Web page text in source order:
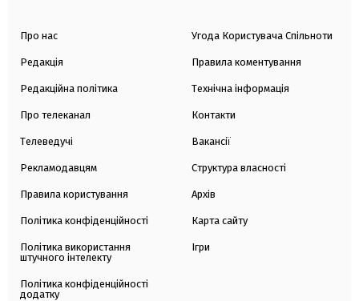
Про нас
Редакція
Редакційна політика
Про телеканал
Телеведучі
Рекламодавцям
Правила користування
Політика конфіденційності
Політика використання
штучного інтелекту
Політика конфіденційності
додатку
Угода Користувача Спільноти
Правила коментування
Технічна інформація
Контакти
Вакансії
Структура власності
Архів
Карта сайту
Ігри